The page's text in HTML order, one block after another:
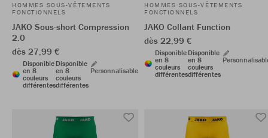
HOMMES SOUS-VÊTEMENTS
FONCTIONNELS
JAKO Sous-short Compression
2.0
dès 27,99 €
Disponible
en 8
couleurs
différentes
Disponible
en 8
couleurs
différentes
Personnalisable
HOMMES SOUS-VÊTEMENTS
FONCTIONNELS
JAKO Collant Function
dès 22,99 €
Disponible
en 8
couleurs
différentes
Disponible
en 8
couleurs
différentes